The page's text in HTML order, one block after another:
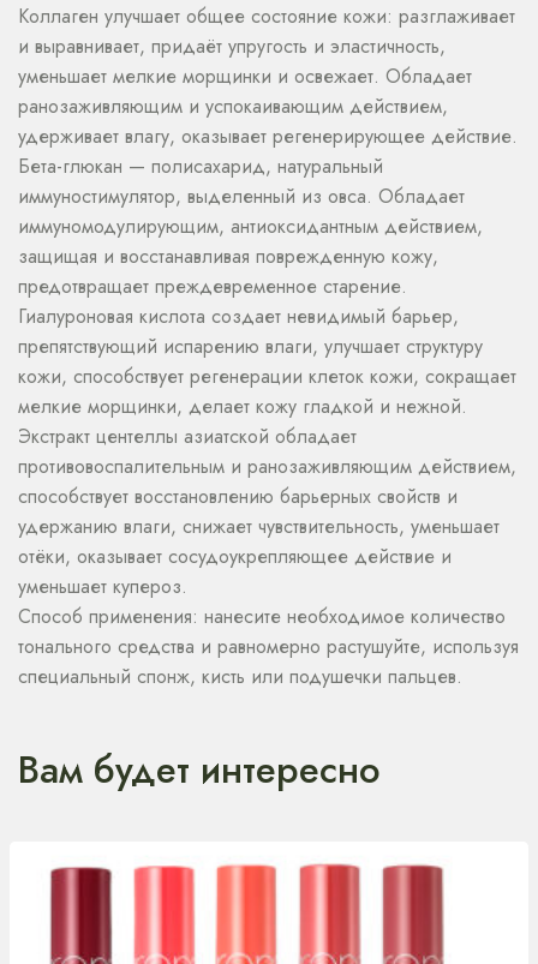
Коллаген улучшает общее состояние кожи: разглаживает
и выравнивает, придаёт упругость и эластичность,
уменьшает мелкие морщинки и освежает. Обладает
ранозаживляющим и успокаивающим действием,
удерживает влагу, оказывает регенерирующее действие.
Бета-глюкан — полисахарид, натуральный
иммуностимулятор, выделенный из овса. Обладает
иммуномодулирующим, антиоксидантным действием,
защищая и восстанавливая поврежденную кожу,
предотвращает преждевременное старение.
Гиалуроновая кислота создает невидимый барьер,
препятствующий испарению влаги, улучшает структуру
кожи, способствует регенерации клеток кожи, сокращает
мелкие морщинки, делает кожу гладкой и нежной.
Экстракт центеллы азиатской обладает
противовоспалительным и ранозаживляющим действием,
способствует восстановлению барьерных свойств и
удержанию влаги, снижает чувствительность, уменьшает
отёки, оказывает сосудоукрепляющее действие и
уменьшает купероз.
Способ применения: нанесите необходимое количество
тонального средства и равномерно растушуйте, используя
специальный спонж, кисть или подушечки пальцев.
Вам будет интересно